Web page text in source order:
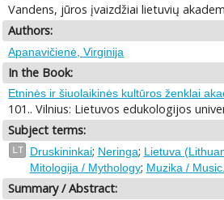
Vandens, jūros įvaizdžiai lietuvių
Authors:
Apanavičienė, Virginija
In the Book:
Etninės ir šiuolaikinės kultūros ženklai
101.. Vilnius: Lietuvos edukologijos
Subject terms:
LT Druskininkai; Neringa; Lietuva
Mitologija / Mythology; Muzika / Music.
Summary / Abstract: